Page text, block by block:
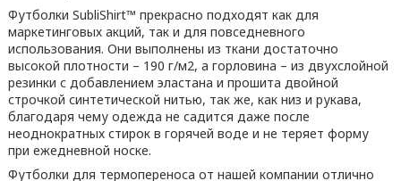
Футболки SubliShirt™ прекрасно подходят как для
маркетинговых акций, так и для повседневного
использования. Они выполнены из ткани достаточно
высокой плотности – 190 г/м2, а горловина – из двухслойной
резинки с добавлением эластана и прошита двойной
строчкой синтетической нитью, так же, как низ и рукава,
благодаря чему одежда не садится даже после
неоднократных стирок в горячей воде и не теряет форму
при ежедневной носке.
Футболки для термопереноса от нашей компании отлично